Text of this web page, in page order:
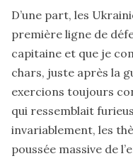
D’une part, les
première ligne de
capitaine et que je
chars, juste après la
exercions toujours
qui ressemblait
invariablement, les
poussée massive de